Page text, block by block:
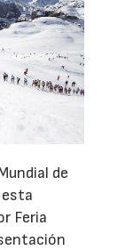
de
esta
Feria